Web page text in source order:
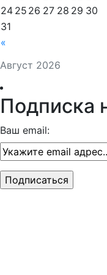
Август 2026
«
24 25 26 27 28 29 30
31
Подписка
Ваш email: